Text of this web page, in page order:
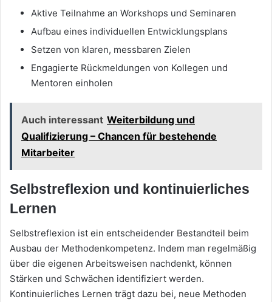
Aktive Teilnahme an Workshops und Seminaren
Aufbau eines individuellen Entwicklungsplans
Setzen von klaren, messbaren Zielen
Engagierte Rückmeldungen von Kollegen und
Mentoren einholen
Auch interessant Weiterbildung und
Qualifizierung – Chancen für bestehende
Mitarbeiter
Selbstreflexion und kontinuierliches
Lernen
Selbstreflexion ist ein entscheidender Bestandteil beim
Ausbau der Methodenkompetenz. Indem man regelmäßig
über die eigenen Arbeitsweisen nachdenkt, können
Stärken und Schwächen identifiziert werden.
Kontinuierliches Lernen trägt dazu bei, neue Methoden